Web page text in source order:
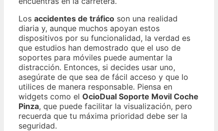
Los accidentes de tráfico son una realidad
diaria y, aunque muchos apoyan estos
dispositivos por su funcionalidad, la verdad es
que estudios han demostrado que el uso de
soportes para móviles puede aumentar la
distracción. Entonces, si decides usar uno,
asegúrate de que sea de fácil acceso y que lo
utilices de manera responsable. Piensa en
widgets como el OcioDual Soporte Movil Coche
Pinza, que puede facilitar la visualización, pero
recuerda que tu máxima prioridad debe ser la
seguridad.